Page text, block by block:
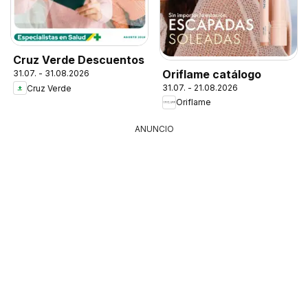
Cruz Verde Descuentos
31.07. - 31.08.2026
Cruz Verde
Oriflame catálogo
31.07. - 21.08.2026
Oriflame
ANUNCIO